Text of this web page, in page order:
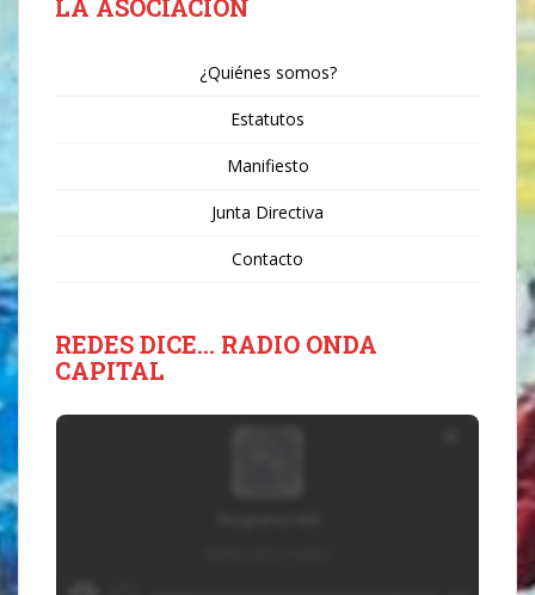
LA ASOCIACIÓN
¿Quiénes somos?
Estatutos
Manifiesto
Junta Directiva
Contacto
REDES DICE… RADIO ONDA
CAPITAL